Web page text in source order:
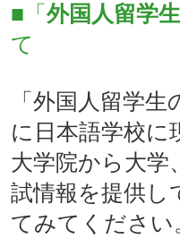
■「 外国人留学
て
「外国人留学
に日本語学校に
大学院から大学
試情報を提供し
てみてください